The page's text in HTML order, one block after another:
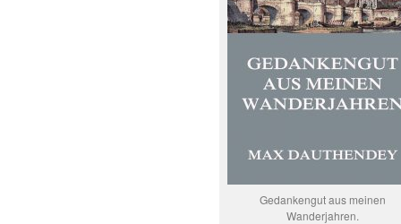
Gedankengut aus meinen
Wanderjahren.